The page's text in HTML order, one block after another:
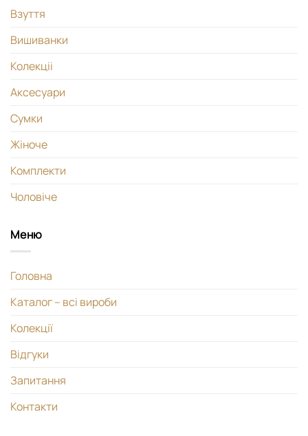
Взуття
Вишиванки
Колекціі
Аксесуари
Сумки
Жіноче
Комплекти
Чоловіче
Меню
Головна
Каталог – всі вироби
Колекції
Відгуки
Запитання
Контакти